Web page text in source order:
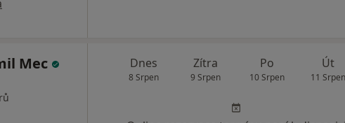
Mec Dnes
8 Srpen
Zítra
9 Srpen
Po
10 Srpen
Út
11 Srpen